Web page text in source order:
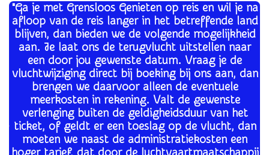
"Ga je met Grensloos Genieten op reis en wil je na
afloop van de reis langer in het betreffende land
blijven, dan bieden we de volgende mogelijkheid
aan. Je laat ons de terugvlucht uitstellen naar
een door jou gewenste datum. Vraag je de
vluchtwijziging direct bij boeking bij ons aan, dan
brengen we daarvoor alleen de eventuele
meerkosten in rekening. Valt de gewenste
verlenging buiten de geldigheidsduur van het
ticket, of geldt er een toeslag op de vlucht, dan
moeten we naast de administratiekosten een
hoger tarief, dat door de luchtvaartmaatschappij